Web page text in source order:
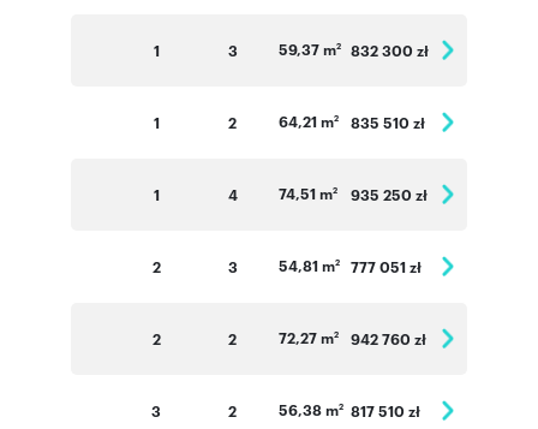
1 3 59,37 m2 832 300 zł
1 2 64,21 m2 835 510 zł
1 4 74,51 m2 935 250 zł
2 3 54,81 m2 777 051 zł
2 2 72,27 m2 942 760 zł
3 2 56,38 m2 817 510 zł